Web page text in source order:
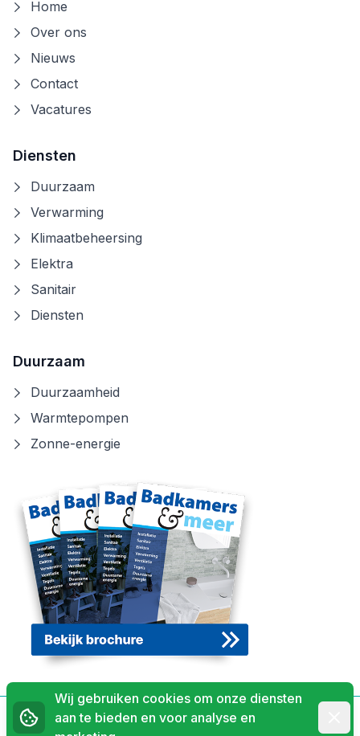
Home
Over ons
Nieuws
Contact
Vacatures
Diensten
Duurzaam
Verwarming
Klimaatbeheersing
Elektra
Sanitair
Diensten
Duurzaam
Duurzaamheid
Warmtepompen
Zonne-energie
Privacyverklaring
Wij gebruiken cookies om onze diensten
aan te bieden en voor analyse en